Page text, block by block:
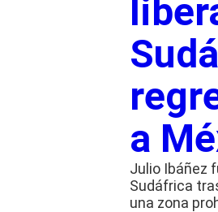
a
Julio Ibáñez
Sudáfrica
una zona